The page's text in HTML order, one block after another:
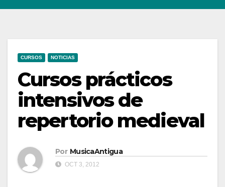
CURSOS NOTICIAS
Cursos prácticos
intensivos de
repertorio medieval
Por MusicaAntigua
OCT 3, 2012